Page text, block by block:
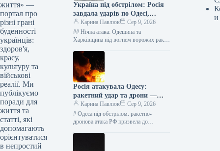
життя» —
портал про
різні грані
буденності
українців:
здоров'я,
красу,
культуру та
військові
реалії. Ми
публікуємо
поради для
життя та
статті, які
допомагають
орієнтуватися
в непростий
Україна під обстрілом: Росія
завдала ударів по Одесі,
Харкову та Житомиру –
з’ясовуємо наслідки
Карина Павлюк
Сер 9, 2026
## Нічна атака: Одещина та
Харківщина під вогнем ворожих ракет
неділю, 9 серпня,…
Росія атакувала Одесу:
ракетний удар та дрони —
оперативні новини
Карина Павлюк
Сер 9, 2026
# Одеса під обстрілом: ракетно-
дронова атака РФ призвела до
и